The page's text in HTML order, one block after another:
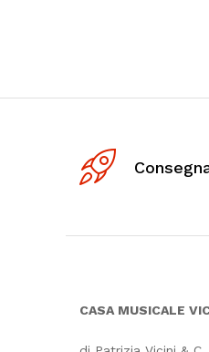
CASA MUSICALE